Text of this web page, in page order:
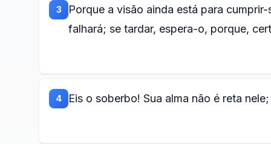
3
Porque a visão ainda está para
falhará; se tardar, espera-o, porque,
4 Eis o soberbo! Sua alma não é reta